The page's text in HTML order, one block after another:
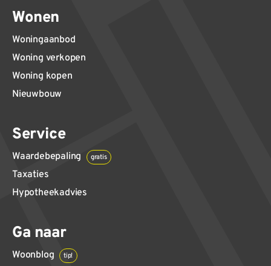
Wonen
Woningaanbod
Woning verkopen
Woning kopen
Nieuwbouw
Service
Waardebepaling gratis
Taxaties
Hypotheekadvies
Ga naar
Woonblog tip!